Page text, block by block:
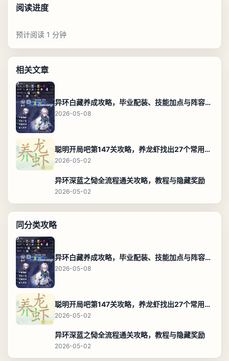
阅读进度
预计阅读 1 分钟
相关文章
异环白藏养成攻略，毕业配装、技能加点与阵容搭配保姆级解析
2026-05-08
聪明开局吧第147关攻略，养龙虾找出27个常用字通关答案
2026-05-02
异环深蓝之恸全流程通关攻略，教程与隐藏奖励
2026-05-02
同分类攻略
异环白藏养成攻略，毕业配装、技能加点与阵容搭配保姆级解析
2026-05-08
聪明开局吧第147关攻略，养龙虾找出27个常用字通关答案
2026-05-02
异环深蓝之恸全流程通关攻略，教程与隐藏奖励
2026-05-02